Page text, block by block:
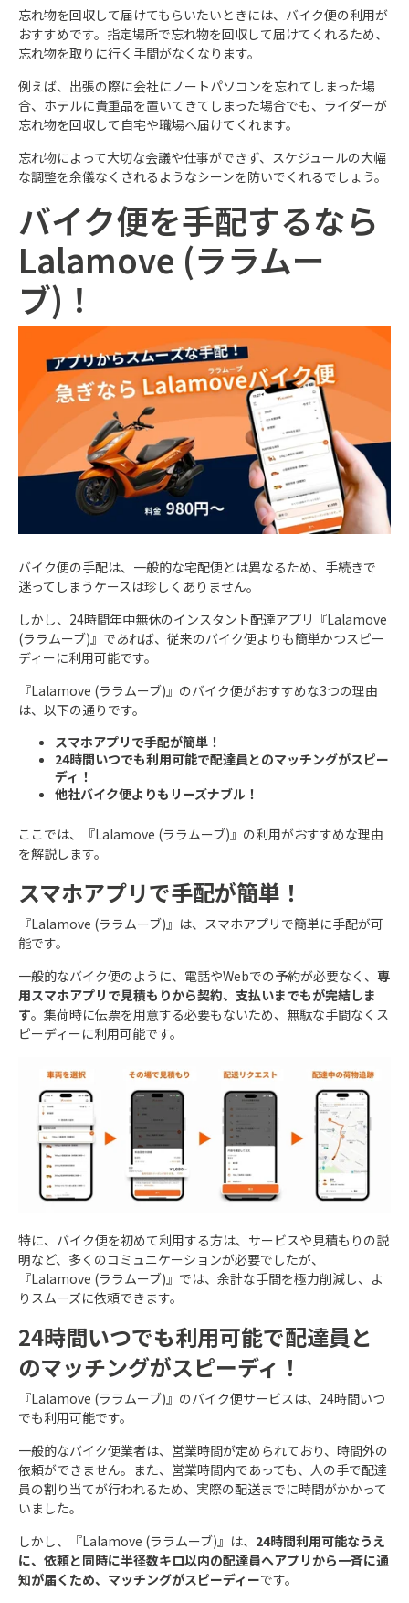
忘れ物を回収して届けてもらいたいときには、バイク便の利用が
おすすめです。指定場所で忘れ物を回収して届けてくれるため、
忘れ物を取りに行く手間がなくなります。
例えば、出張の際に会社にノートパソコンを忘れてしまった場
合、ホテルに貴重品を置いてきてしまった場合でも、ライダーが
忘れ物を回収して自宅や職場へ届けてくれます。
忘れ物によって大切な会議や仕事ができず、スケジュールの大幅
な調整を余儀なくされるようなシーンを防いでくれるでしょう。
バイク便を手配するなら
Lalamove (ララムー
ブ)！
バイク便の手配は、一般的な宅配便とは異なるため、手続きで
迷ってしまうケースは珍しくありません。
しかし、24時間年中無休のインスタント配達アプリ『Lalamove
(ララムーブ)』であれば、従来のバイク便よりも簡単かつスピー
ディーに利用可能です。
『Lalamove (ララムーブ)』のバイク便がおすすめな3つの理由
は、以下の通りです。
スマホアプリで手配が簡単！
24時間いつでも利用可能で配達員とのマッチングがスピー
ディ！
他社バイク便よりもリーズナブル！
ここでは、『Lalamove (ララムーブ)』の利用がおすすめな理由
を解説します。
スマホアプリで手配が簡単！
『Lalamove (ララムーブ)』は、スマホアプリで簡単に手配が可
能です。
一般的なバイク便のように、電話やWebでの予約が必要なく、 専
用スマホアプリで見積もりから契約、支払いまでもが完結しま
す。集荷時に伝票を用意する必要もないため、無駄な手間なくス
ピーディーに利用可能です。
特に、バイク便を初めて利用する方は、サービスや見積もりの説
明など、多くのコミュニケーションが必要でしたが、
『Lalamove (ララムーブ)』では、余計な手間を極力削減し、よ
りスムーズに依頼できます。
24時間いつでも利用可能で配達員と
のマッチングがスピーディ！
『Lalamove (ララムーブ)』のバイク便サービスは、24時間いつ
でも利用可能です。
一般的なバイク便業者は、営業時間が定められており、時間外の
依頼ができません。また、営業時間内であっても、人の手で配達
員の割り当てが行われるため、実際の配送までに時間がかかって
いました。
しかし、『Lalamove (ララムーブ)』は、 24時間利用可能なうえ
に、依頼と同時に半径数キロ以内の配達員へアプリから一斉に通
知が届くため、マッチングがスピーディーです。